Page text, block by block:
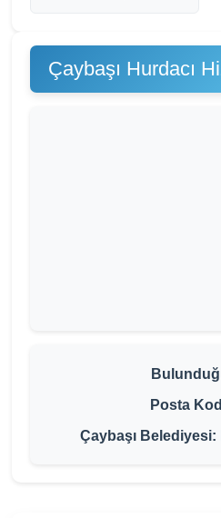
Çaybaşı Hurdacı
Posta
Çaybaşı Belediyesi: